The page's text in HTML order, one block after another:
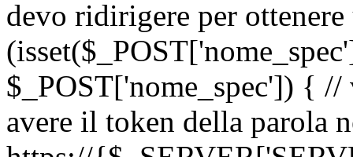
devo ridirigere per
$_POST['nome_spec']) {
avere il token della parola